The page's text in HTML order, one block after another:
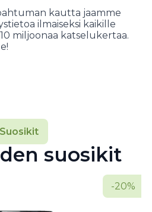
kautta jaamme
ilmaiseksi kaikille
miljoonaa katselukertaa.
Suosikit
suosikit
-20%